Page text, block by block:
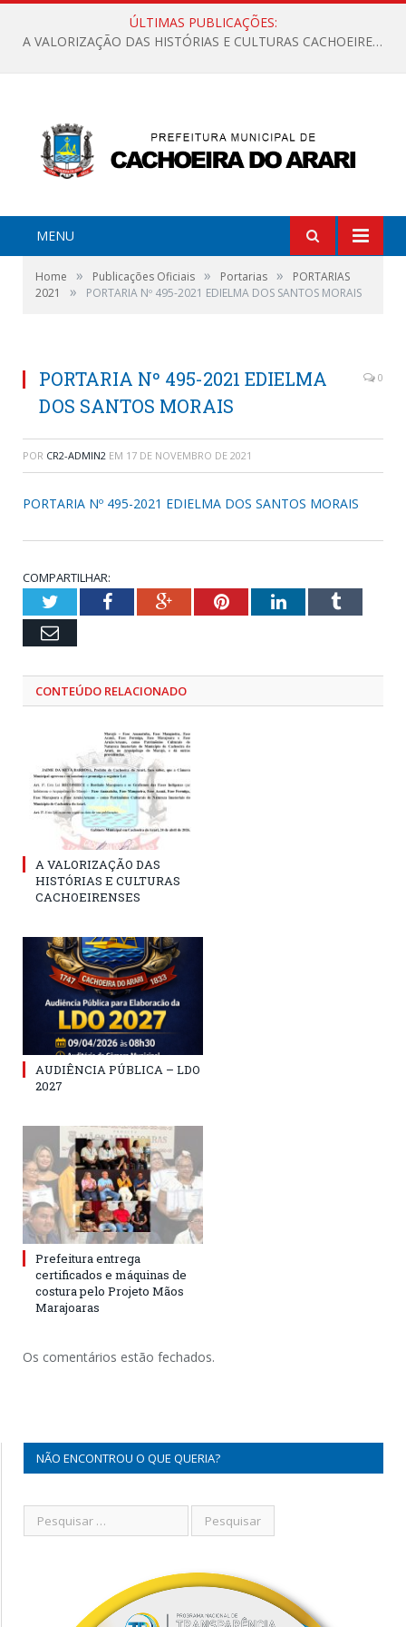
ÚLTIMAS PUBLICAÇÕES:
A VALORIZAÇÃO DAS HISTÓRIAS E CULTURAS CACHOEIRENSES
MENU
Home » Publicações Oficiais » Portarias »
PORTARIAS
2021
» PORTARIA Nº 495-2021 EDIELMA DOS SANTOS MORAIS
PORTARIA Nº 495-2021 EDIELMA
DOS SANTOS MORAIS
0
POR CR2-ADMIN2 EM 17 DE NOVEMBRO DE 2021
PORTARIA Nº 495-2021 EDIELMA DOS SANTOS MORAIS
COMPARTILHAR:
TwitterFacebookGoogle+PinterestLinkedInTumblr
Email
CONTEÚDO RELACIONADO
A VALORIZAÇÃO DAS
HISTÓRIAS E CULTURAS
CACHOEIRENSES
AUDIÊNCIA PÚBLICA – LDO
2027
Prefeitura entrega
certificados e máquinas de
costura pelo Projeto Mãos
Marajoaras
Os comentários estão fechados.
NÃO ENCONTROU O QUE QUERIA?